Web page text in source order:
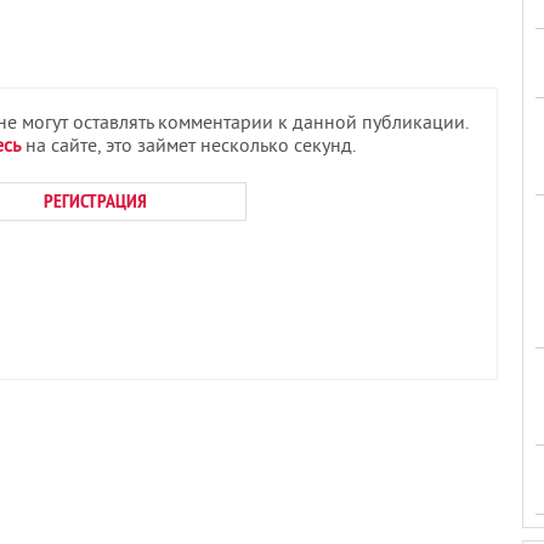
могут оставлять комментарии к данной публикации.
на сайте, это займет несколько секунд.
РЕГИСТРАЦИЯ